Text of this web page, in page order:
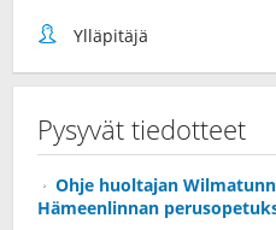
Ylläpitäjä
Pysyvät tiedotteet
Ohje huoltajan
Hämeenlinnan